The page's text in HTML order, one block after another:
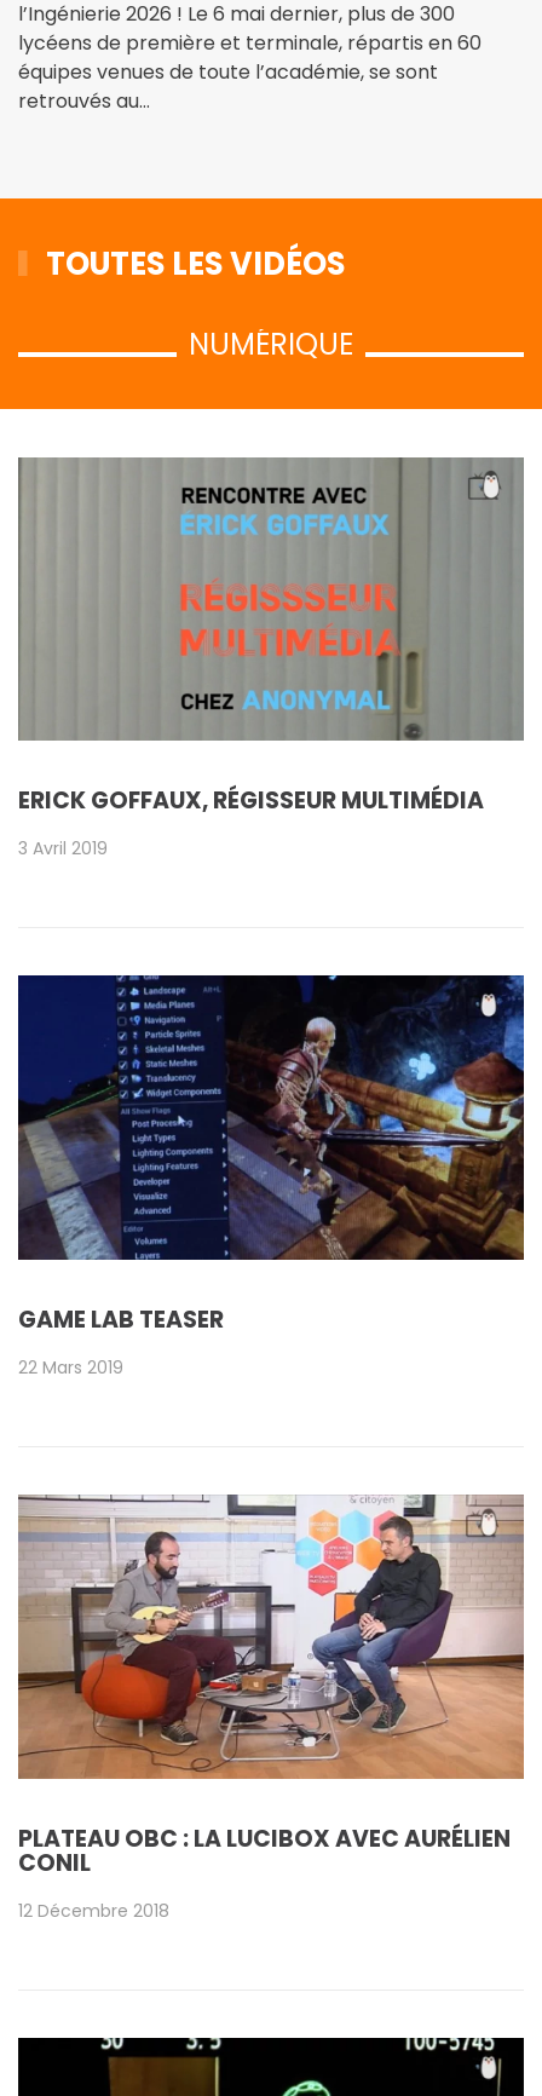
l’Ingénierie 2026 ! Le 6 mai dernier, plus de 300
lycéens de première et terminale, répartis en 60
équipes venues de toute l’académie, se sont
retrouvés au…
TOUTES LES VIDÉOS
NUMÉRIQUE
ERICK GOFFAUX, RÉGISSEUR MULTIMÉDIA
3 Avril 2019
GAME LAB TEASER
22 Mars 2019
PLATEAU OBC : LA LUCIBOX AVEC AURÉLIEN
CONIL
12 Décembre 2018